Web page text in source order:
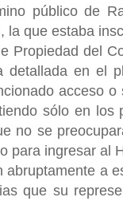
público de
que estaba
Propiedad del
detallada en el
acceso o
sólo en los
no se
para ingresar al
a
que su